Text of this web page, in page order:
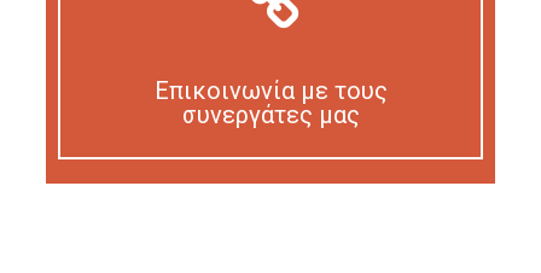
Επικοινωνία με τους
συνεργάτες μας